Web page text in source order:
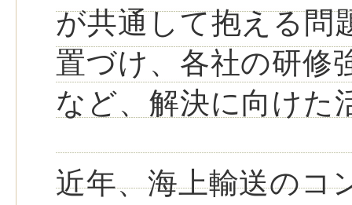
が共通して抱える問
置づけ、各社の研修
など、解決に向けた
近年、海上輸送のコ